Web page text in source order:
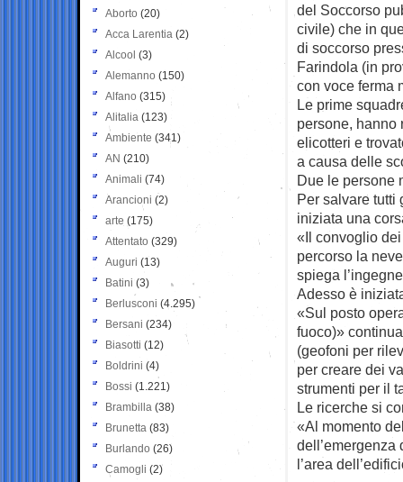
del Soccorso
civile) che in
di soccorso
Farindola (in
con voce ferma
Le prime
persone, hanno
elicotteri e
a causa delle
Due le persone
Per salvare tutti
iniziata una
«Il convoglio
percorso la
spiega
Adesso è
«Sul posto
fuoco)»
(geofoni per
per creare dei
strumenti per il
Le ricerche si
«Al momento
dell’emergenza
l’area
Aborto (20)
Acca Larentia (2)
Alcool (3)
Alemanno (150)
Alfano (315)
Alitalia (123)
Ambiente (341)
AN (210)
Animali (74)
Arancioni (2)
arte (175)
Attentato (329)
Auguri (13)
Batini (3)
Berlusconi (4.295)
Bersani (234)
Biasotti (12)
Boldrini (4)
Bossi (1.221)
Brambilla (38)
Brunetta (83)
Burlando (26)
Camogli (2)